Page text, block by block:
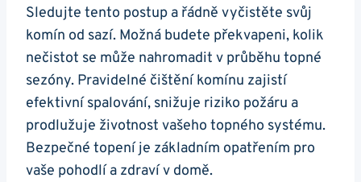
Sledujte tento postup a řádně vyčistěte svůj
komín od sazí. Možná budete překvapeni, kolik
nečistot se může nahromadit v průběhu topné
sezóny. Pravidelné čištění komínu zajistí
efektivní spalování, snižuje riziko požáru a
prodlužuje životnost vašeho topného systému.
Bezpečné topení je základním opatřením pro
vaše pohodlí a zdraví v domě.